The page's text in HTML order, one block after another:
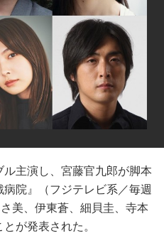
主演し、宮藤官九郎が脚本
院』（フジテレビ系／毎週
美、伊東蒼、細貝圭、寺本
が発表された。